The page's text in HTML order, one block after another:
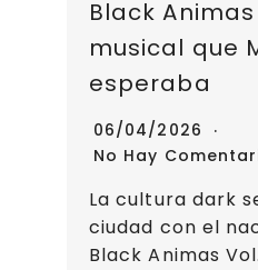
Black
musical que
esperaba
06/04/2026
No Hay
La cultura dark
ciudad con el
Black Animas